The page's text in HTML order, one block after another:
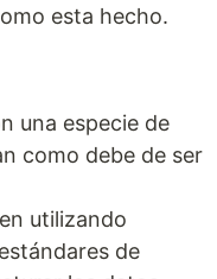
esta hecho.
una especie de
como debe de ser
utilizando
de